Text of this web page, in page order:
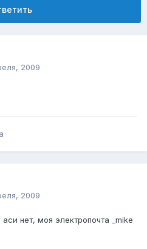
2009
2009
нет, моя электропочта _mike